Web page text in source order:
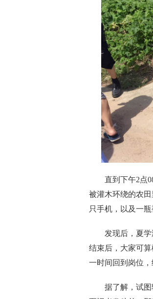
直到下午2点08
被灌木环绕的农
只手机，以及一
发现后，夏学海
结束后，大家可
一时间回到岗位，
据了解，试图轻